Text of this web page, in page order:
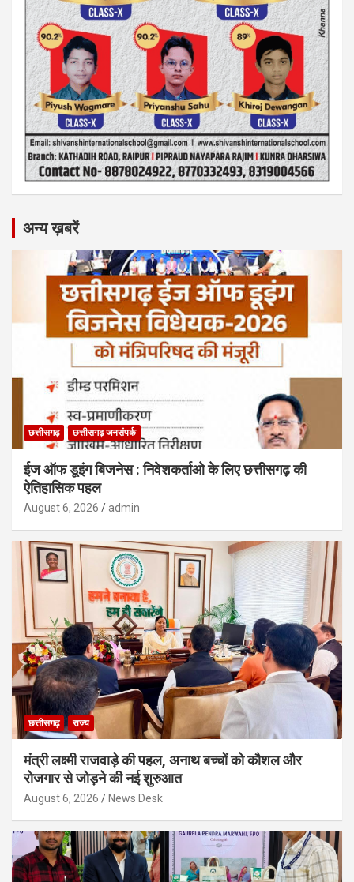
अन्य ख़बरें
छत्तीसगढ़ छत्तीसगढ़ जनसंपर्क
ईज ऑफ डूइंग बिजनेस : निवेशकर्ताओ के लिए छत्तीसगढ़ की
ऐतिहासिक पहल
August 6, 2026 admin
छत्तीसगढ़ राज्य
मंत्री लक्ष्मी राजवाड़े की पहल, अनाथ बच्चों को कौशल और
रोजगार से जोड़ने की नई शुरुआत
August 6, 2026 News Desk